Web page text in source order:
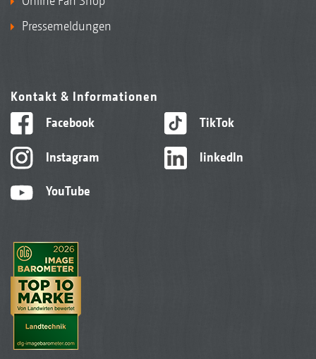
Pressemeldungen
Kontakt & Informationen
Facebook
Instagram
YouTube
TikTok
linkedIn